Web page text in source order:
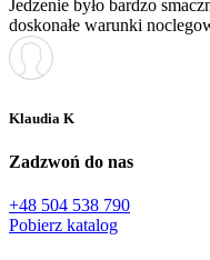
Jedzenie było bardzo
doskonałe warunki
Klaudia K
Zadzwoń do nas
+48 504 538 790
Pobierz katalog